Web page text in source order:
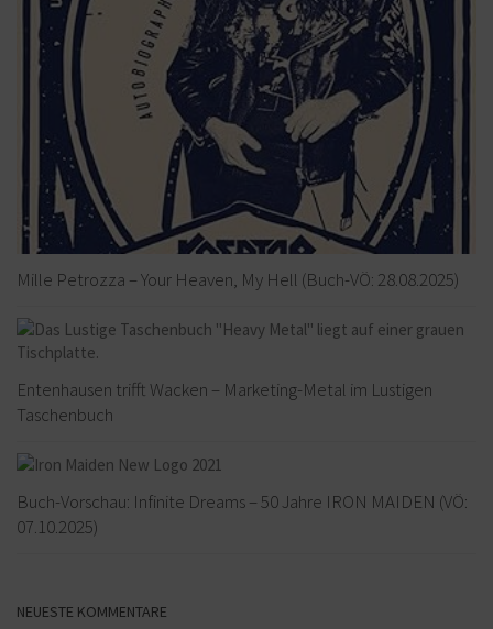
Mille Petrozza – Your Heaven, My Hell (Buch-VÖ: 28.08.2025)
Entenhausen trifft Wacken – Marketing-Metal im Lustigen
Taschenbuch
Buch-Vorschau: Infinite Dreams – 50 Jahre IRON MAIDEN (VÖ:
07.10.2025)
NEUESTE KOMMENTARE